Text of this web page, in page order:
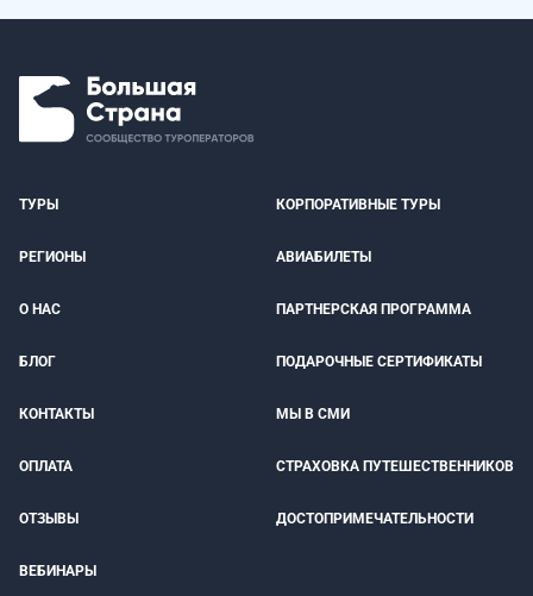
ТУРЫ КОРПОРАТИВНЫЕ ТУРЫ
РЕГИОНЫ АВИАБИЛЕТЫ
О НАС ПАРТНЕРСКАЯ ПРОГРАММА
БЛОГ ПОДАРОЧНЫЕ СЕРТИФИКАТЫ
КОНТАКТЫ МЫ В СМИ
ОПЛАТА СТРАХОВКА ПУТЕШЕСТВЕННИКОВ
ОТЗЫВЫ ДОСТОПРИМЕЧАТЕЛЬНОСТИ
ВЕБИНАРЫ